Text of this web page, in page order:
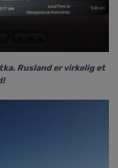
Rusland er virkelig et